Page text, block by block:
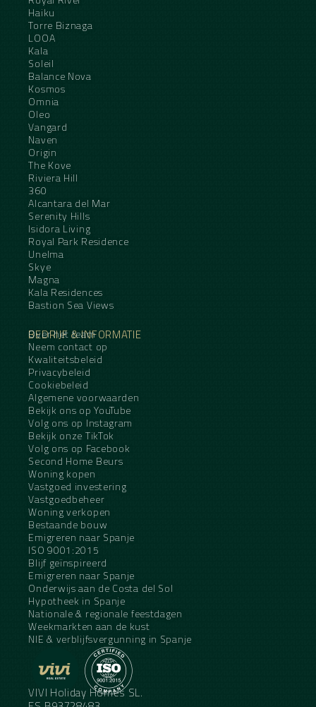
Haiku
Torre Biznaga
LOOA
Kala
Soleil
Balance Nova
Kosmos
Omnia
Oleo
Vangard
Naven
Origin
The Kove
Riviera Hill
360
Alcantara del Mar
Serenity Hills
Isidora Living
Royal Park Residence
Unelma
Skye
Magna
Kala Residences
Bastion Sea Views
BEDRIJF & INFORMATIE
Over het team
Neem contact op
Kwaliteitsbeleid
Privacybeleid
Cookiebeleid
Algemene voorwaarden
Bekijk ons op YouTube
Volg ons op Instagram
Bekijk onze TikTok
Volg ons op Facebook
Second Home Beurs
Woning kopen
Vastgoed investering
Vastgoedbeheer
Woning verkopen
Bestaande bouw
Emigreren naar Spanje
ISO 9001:2015
Blijf geïnspireerd
Emigreren naar Spanje
Onderwijs aan de Costa del Sol
Hypotheek in Spanje
Nationale & regionale feestdagen
Weekmarkten aan de kust
NIE & verblijfsvergunning in Spanje
VIVI Holiday Homes SL.